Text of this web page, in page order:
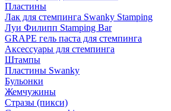
Пластины
Лак для стемпинга Swanky Stamping
Луи Филипп Stamping Bar
GRAPE гель паста для стемпинга
Аксессуары для стемпинга
Штампы
Пластины Swanky
Бульонки
Жемчужины
Стразы (пикси)